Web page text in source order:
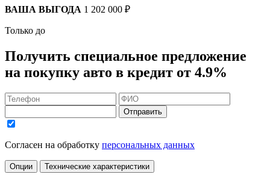
ВАША ВЫГОДА 1 202 000 ₽
Только до
Получить специальное предложение
на покупку авто в кредит от 4.9%
Отправить
Согласен на обработку персональных данных
Опции Технические характеристики